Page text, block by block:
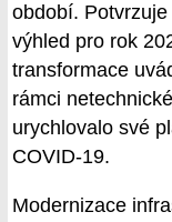
období.
výhled pro rok
transformace
rámci
urychlovalo své
COVID-19.
Modernizace